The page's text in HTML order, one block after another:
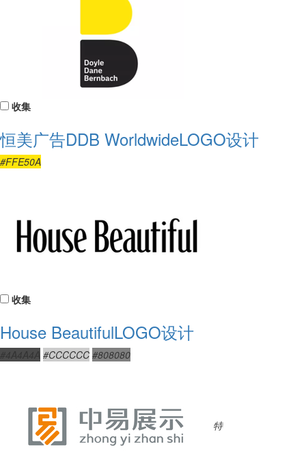
收集
恒美广告DDB WorldwideLOGO设计
#FFE50A
收集
House BeautifulLOGO设计
#4A4A4A #CCCCCC #808080
特